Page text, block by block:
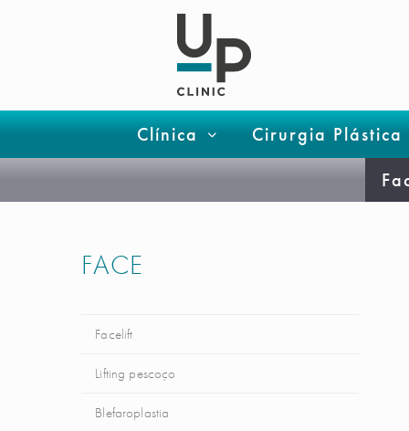
Clínica Cirurgia Plástica
FACE
Facelift
Lifting pescoço
Blefaroplastia